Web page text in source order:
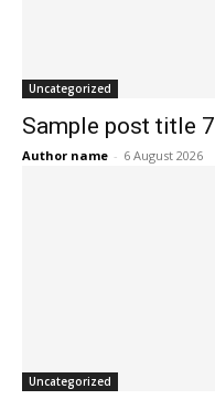
Uncategorized
Sample post title 7
Author name - 6 August 2026
Uncategorized